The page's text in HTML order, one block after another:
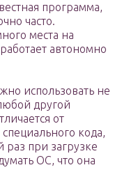
программа,
часто.
места на
автономно
использовать не
другой
от
кода,
раз при загрузке
ОС, что она